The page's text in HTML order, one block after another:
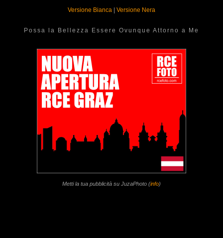
Versione Bianca | Versione Nera
Possa la Bellezza Essere Ovunque Attorno a Me
Metti la tua pubblicità su JuzaPhoto (info)